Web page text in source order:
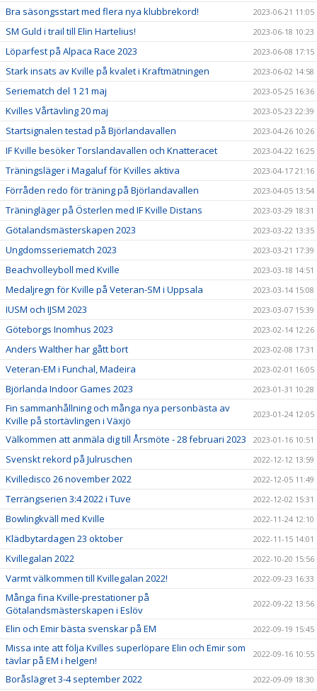
Bra säsongsstart med flera nya klubbrekord! 2023-06-21 11:05
SM Guld i trail till Elin Hartelius! 2023-06-18 10:23
Löparfest på Alpaca Race 2023 2023-06-08 17:15
Stark insats av Kville på kvalet i Kraftmätningen 2023-06-02 14:58
Seriematch del 1 21 maj 2023-05-25 16:36
Kvilles Vårtävling 20 maj 2023-05-23 22:39
Startsignalen testad på Björlandavallen 2023-04-26 10:26
IF Kville besöker Torslandavallen och Knatteracet 2023-04-22 16:25
Träningsläger i Magaluf för Kvilles aktiva 2023-04-17 21:16
Förråden redo för träning på Björlandavallen 2023-04-05 13:54
Träningläger på Österlen med IF Kville Distans 2023-03-29 18:31
Götalandsmästerskapen 2023 2023-03-22 13:35
Ungdomsseriematch 2023 2023-03-21 17:39
Beachvolleyboll med Kville 2023-03-18 14:51
Medaljregn för Kville på Veteran-SM i Uppsala 2023-03-14 15:08
IUSM och IJSM 2023 2023-03-07 15:39
Göteborgs Inomhus 2023 2023-02-14 12:26
Anders Walther har gått bort 2023-02-08 17:31
Veteran-EM i Funchal, Madeira 2023-02-01 16:05
Björlanda Indoor Games 2023 2023-01-31 10:28
Fin sammanhållning och många nya personbästa av
Kville på stortävlingen i Växjö
2023-01-24 12:05
Välkommen att anmäla dig till Årsmöte - 28 februari 2023 2023-01-16 10:51
Svenskt rekord på Julruschen 2022-12-12 13:59
Kvilledisco 26 november 2022 2022-12-05 11:49
Terrängserien 3:4 2022 i Tuve 2022-12-02 15:31
Bowlingkväll med Kville 2022-11-24 12:10
Klädbytardagen 23 oktober 2022-11-15 14:01
Kvillegalan 2022 2022-10-20 15:56
Varmt välkommen till Kvillegalan 2022! 2022-09-23 16:33
Många fina Kville-prestationer på
Götalandsmästerskapen i Eslöv
2022-09-22 13:56
Elin och Emir bästa svenskar på EM 2022-09-19 15:45
Missa inte att följa Kvilles superlöpare Elin och Emir som
tävlar på EM i helgen!
2022-09-16 10:55
Boråslägret 3-4 september 2022 2022-09-09 18:30